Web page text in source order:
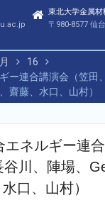
東北大学金属材
〒980-8577 仙
16
ー連合講演会（笠田
齋藤、水口、山村）
エネルギー連
川、陣場、
口、山村）